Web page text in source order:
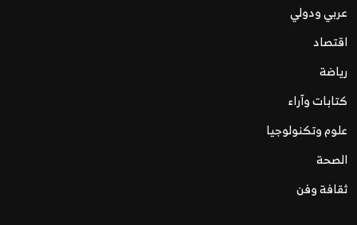
عربي ودولي
اقتصاد
رياضة
كتابات وآراء
علوم وتكنولوجيا
الصحة
ثقافة وفن